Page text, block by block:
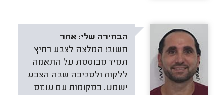
הבחירה שלי: אחר
חשוב! המלצה לצבע רחיץ
תמיד מבוססת על התאמה
ללקוח ולסביבה שבה הצבע
ישמש. במקומות עם עומס